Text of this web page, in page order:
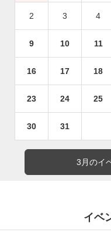
2 3 4
9 10 11
16 17 18
23 24 25
30 31
3月のイ
イベ